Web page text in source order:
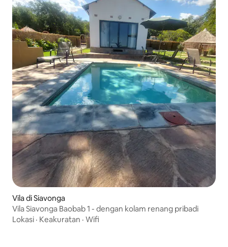
Vila di Siavonga
Vila Siavonga Baobab 1 - dengan kolam renang pribadi
Lokasi · Keakuratan · Wifi